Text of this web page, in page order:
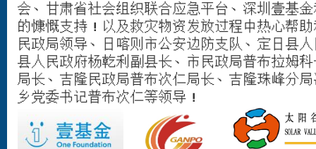
会、甘肃省社会组织联合应急平台、深圳壹基
的慷慨支持！以及救灾物资发放过程中热心帮
民政局领导、日喀则市公安边防支队、定日县
县人民政府杨乾利副县长、市民政局普布拉姆
局长、吉隆民政局普布次仁局长、吉隆珠峰分
乡党委书记普布次仁等领导！